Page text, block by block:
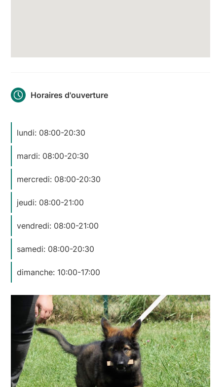
Horaires d'ouverture
lundi: 08:00-20:30
mardi: 08:00-20:30
mercredi: 08:00-20:30
jeudi: 08:00-21:00
vendredi: 08:00-21:00
samedi: 08:00-20:30
dimanche: 10:00-17:00